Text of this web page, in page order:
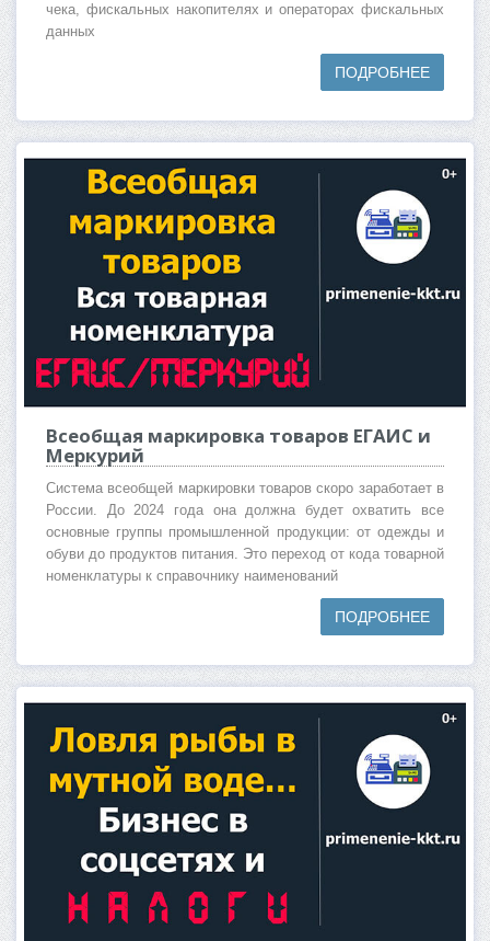
чека, фискальных накопителях и операторах фискальных
данных
ПОДРОБНЕЕ
Всеобщая маркировка товаров ЕГАИС и
Меркурий
Система всеобщей маркировки товаров скоро заработает в
России. До 2024 года она должна будет охватить все
основные группы промышленной продукции: от одежды и
обуви до продуктов питания. Это переход от кода товарной
номенклатуры к справочнику наименований
ПОДРОБНЕЕ